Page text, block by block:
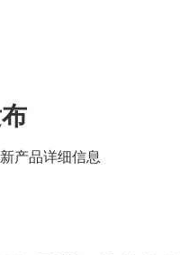
产品详细信息